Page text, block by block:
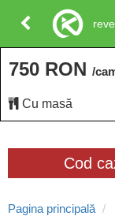
Cod
Pagina principală
750 RON /
Cu masă